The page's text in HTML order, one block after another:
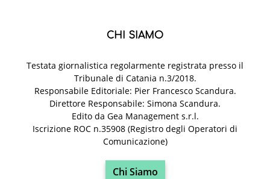
CHI SIAMO
Testata giornalistica regolarmente registrata presso il
Tribunale di Catania n.3/2018.
Responsabile Editoriale: Pier Francesco Scandura.
Direttore Responsabile: Simona Scandura.
Edito da Gea Management s.r.l.
Iscrizione ROC n.35908 (Registro degli Operatori di
Comunicazione)
Chi Siamo